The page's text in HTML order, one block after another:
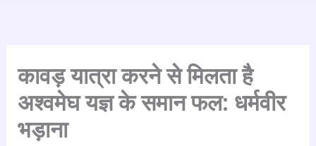
कावड़ यात्रा करने से मिलता है
अश्वमेघ यज्ञ के समान फल: धर्मवीर
भड़ाना